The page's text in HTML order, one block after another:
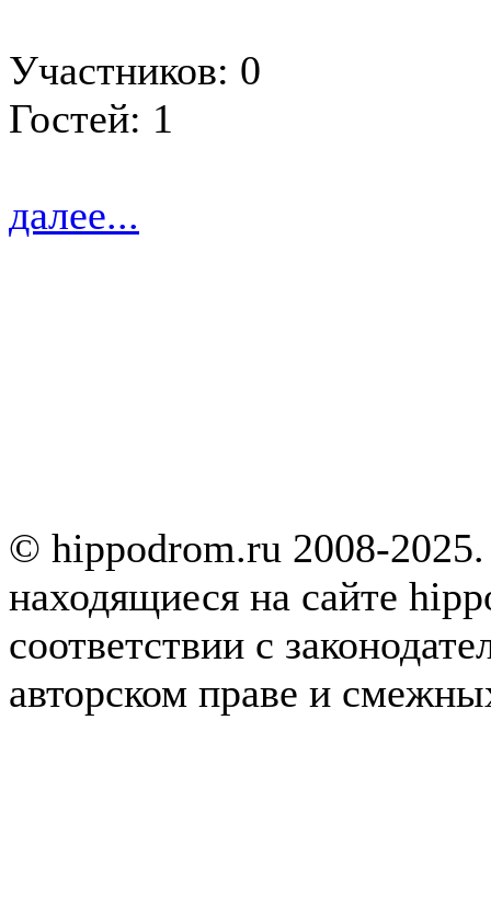
Участников: 0
Гостей: 1
далее...
© hippodrom.ru 2008-
находящиеся на сайте
соответствии с
авторском праве и